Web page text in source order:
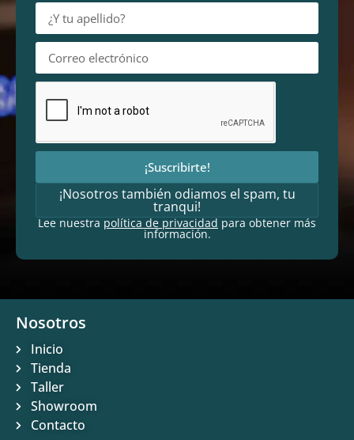
¡Suscribirte!
¡Nosotros también odiamos el spam, tu
tranqui!
Lee nuestra política de privacidad para obtener más
información.
Nosotros
Inicio
Tienda
Taller
Showroom
Contacto